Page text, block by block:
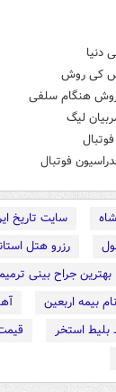
دنیا
كی روش
هنگام سلفی
لیگ
فوتبال
سایت تاریخ
رزرو هتل
بهترین جراح بینی
بیمه اربعین
بلیط استخر